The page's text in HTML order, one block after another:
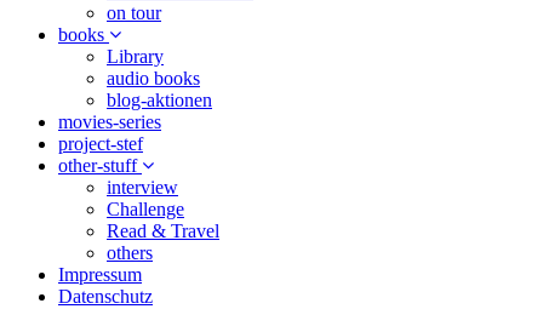
on tour
books
Library
audio books
blog-aktionen
movies-series
project-stef
other-stuff
interview
Challenge
Read & Travel
others
Impressum
Datenschutz